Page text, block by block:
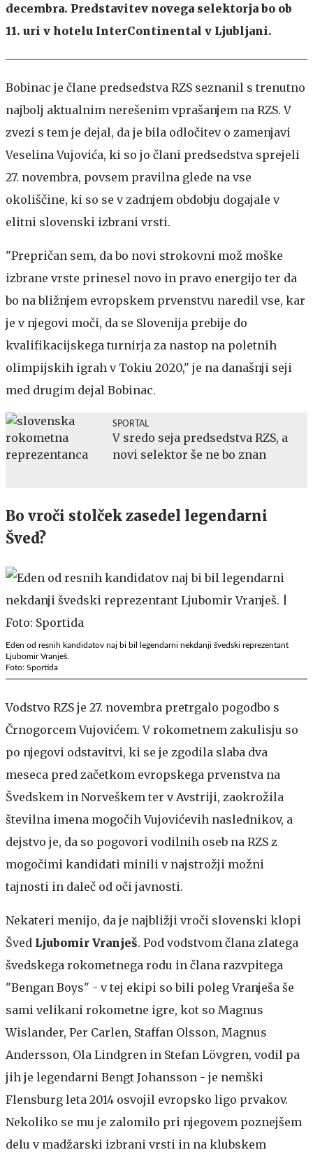
decembra. Predstavitev novega selektorja bo ob
11. uri v hotelu InterContinental v Ljubljani.
Bobinac je člane predsedstva RZS seznanil s trenutno
najbolj aktualnim nerešenim vprašanjem na RZS. V
zvezi s tem je dejal, da je bila odločitev o zamenjavi
Veselina Vujovića, ki so jo člani predsedstva sprejeli
27. novembra, povsem pravilna glede na vse
okoliščine, ki so se v zadnjem obdobju dogajale v
elitni slovenski izbrani vrsti.
"Prepričan sem, da bo novi strokovni mož moške
izbrane vrste prinesel novo in pravo energijo ter da
bo na bližnjem evropskem prvenstvu naredil vse, kar
je v njegovi moči, da se Slovenija prebije do
kvalifikacijskega turnirja za nastop na poletnih
olimpijskih igrah v Tokiu 2020," je na današnji seji
med drugim dejal Bobinac.
SPORTAL
V sredo seja predsedstva RZS, a
novi selektor še ne bo znan
Bo vroči stolček zasedel legendarni
Šved?
Eden od resnih kandidatov naj bi bil legendarni nekdanji švedski reprezentant
Ljubomir Vranješ.
Foto: Sportida
Vodstvo RZS je 27. novembra pretrgalo pogodbo s
Črnogorcem Vujovićem. V rokometnem zakulisju so
po njegovi odstavitvi, ki se je zgodila slaba dva
meseca pred začetkom evropskega prvenstva na
Švedskem in Norveškem ter v Avstriji, zaokrožila
številna imena mogočih Vujovićevih naslednikov, a
dejstvo je, da so pogovori vodilnih oseb na RZS z
mogočimi kandidati minili v najstrožji možni
tajnosti in daleč od oči javnosti.
Nekateri menijo, da je najbližji vroči slovenski klopi
Šved Ljubomir Vranješ. Pod vodstvom člana zlatega
švedskega rokometnega rodu in člana razvpitega
"Bengan Boys" - v tej ekipi so bili poleg Vranješa še
sami velikani rokometne igre, kot so Magnus
Wislander, Per Carlen, Staffan Olsson, Magnus
Andersson, Ola Lindgren in Stefan Lövgren, vodil pa
jih je legendarni Bengt Johansson - je nemški
Flensburg leta 2014 osvojil evropsko ligo prvakov.
Nekoliko se mu je zalomilo pri njegovem poznejšem
delu v madžarski izbrani vrsti in na klubskem